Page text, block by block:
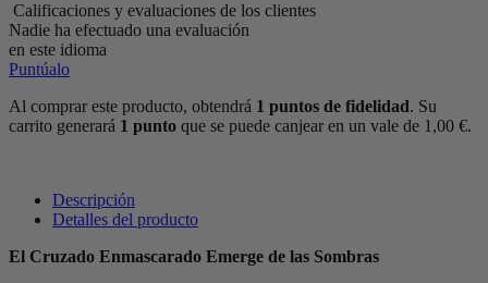
Calificaciones y evaluaciones de los clientes
Nadie ha efectuado una evaluación
en este idioma
Puntúalo
Al comprar este producto, obtendrá 1 puntos de fidelidad. Su
carrito generará 1 punto que se puede canjear en un vale de 1,00 €.
Descripción
Detalles del producto
El Cruzado Enmascarado Emerge de las Sombras